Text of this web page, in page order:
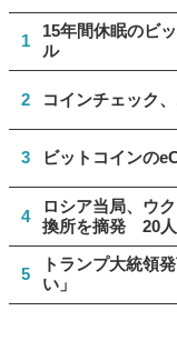
1
15年間休眠のビ
ル
2 コインチェック
3 ビットコインの
4
ロシア当局、ウ
換所を摘発 20
5
トランプ大統領
い」